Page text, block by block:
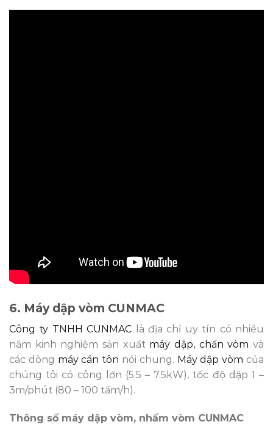
6. Máy dập vòm CUNMAC
Công ty TNHH CUNMAC là địa chỉ uy tín có nhiều
năm kinh nghiệm sản xuấtmáy dập, chấn vòm và
các dòng máy cán tôn nói chung. Máy dập vòm của
chúng tôi có công lớn (5.5 – 7.5kW), tốc độ dập 1 –
3m/phút (80 – 100 tấm/h).
Thông số máy dập vòm, nhấm vòm CUNMAC